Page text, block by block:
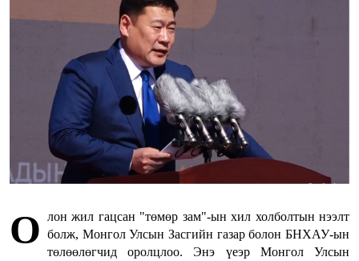
О лон жил гацсан "төмөр зам"-ын хил холболтын нээлт
болж, Монгол Улсын Засгийн газар болон БНХАУ-ын
төлөөлөгчид оролцлоо. Энэ үеэр Монгол Улсын